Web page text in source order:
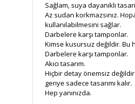
Sağlam, suya dayanıklı
Az sudan korkmazsınız.
kullanılabilmesini sağlar.
Darbelere karşı tamponlar.
Kimse kusursuz değildir. Bu
Darbelere karşı tamponlar.
Akıcı tasarım.
Hiçbir detay önemsiz
geriye sadece tasarımı kalır.
Hep yanınızda.